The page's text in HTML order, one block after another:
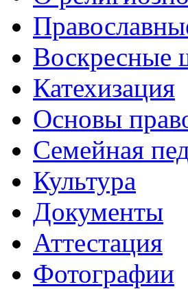
Воскресные
Катехизация
Основы
Семейная
Культура
Документы
Аттестация
Фотографии